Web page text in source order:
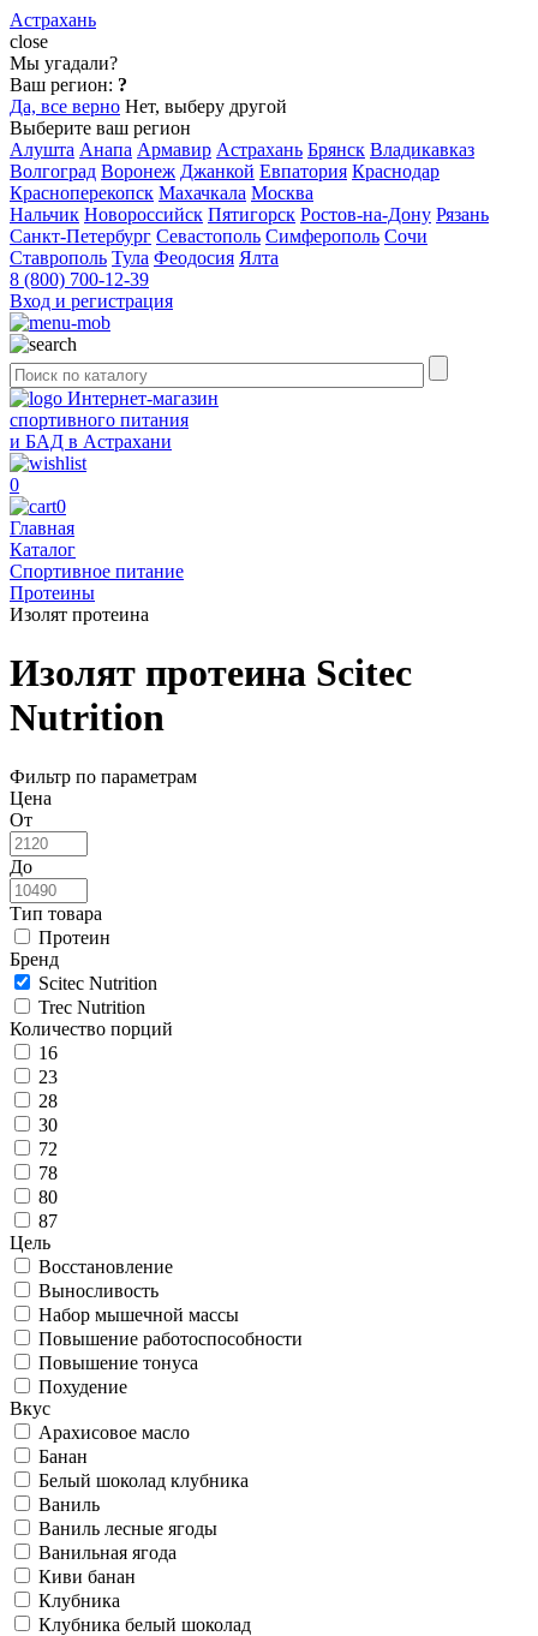
Астрахань
close
Мы угадали?
Ваш регион: ?
Да, все верно Нет, выберу другой
Выберите ваш регион
Алушта Анапа Армавир Астрахань Брянск Владикавказ
Волгоград Воронеж Джанкой Евпатория Краснодар
Красноперекопск Махачкала Москва
Нальчик Новороссийск Пятигорск Ростов-на-Дону Рязань
Санкт-Петербург Севастополь Симферополь Сочи
Ставрополь Тула Феодосия Ялта
8 (800) 700-12-39
Вход и регистрация
Интернет-магазин
спортивного питания
и БАД в Астрахани
0
0
Главная
Каталог
Спортивное питание
Протеины
Изолят протеина
Изолят протеина Scitec
Nutrition
Фильтр по параметрам
Цена
От
До
Тип товара
Протеин
Бренд
Scitec Nutrition
Trec Nutrition
Количество порций
16
23
28
30
72
78
80
87
Цель
Восстановление
Выносливость
Набор мышечной массы
Повышение работоспособности
Повышение тонуса
Похудение
Вкус
Арахисовое масло
Банан
Белый шоколад клубника
Ваниль
Ваниль лесные ягоды
Ванильная ягода
Киви банан
Клубника
Клубника белый шоколад